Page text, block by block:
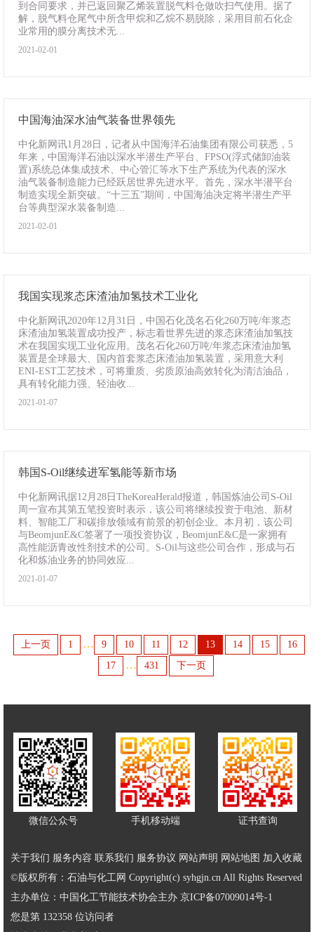
到合同要求，并已返回聚乙烯装置脱气料仓做吹扫气使用。据了
解，脱气料仓尾气中所含甲烷和乙烷不易脱除，采用目前石化企
业常用的膜分离技术无...
2021-02-01
中国海油深水油气装备世界领先
中化新网讯1月28日，记者从中国海洋石油集团有限公司获悉，5
年来，中国海洋石油以深水半潜生产平台、FPSO(浮式储卸油装
置)系统总体集成技术、中心管汇等水下生产系统为代表的深水
油气装备制造能力已经跃居世界先进水平。首先，深水半潜平台
制造实现全新突破。“十三五”期间，中国海油决定将半潜生产平
台等典型深水装备制造...
2021-02-01
我国实现浆态床渣油加氢技术工业化
中化新网讯2020年12月31日，中国石化茂名石化260万吨/年浆态
床渣油加氢装置成功投产，标志着世界先进的浆态床渣油加氢技
术在我国实现工业化应用。茂名石化260万吨/年浆态床渣油加氢
装置是全球最大、国内首套浆态床渣油加氢装置，采用意大利
ENI-EST工艺技术，可将重质、劣质原油高效转化为清洁油品，
具有转化能力强、轻油收...
2021-01-07
韩国S-Oil继续进军氢能等新市场
中化新网讯据12月28日TheKoreaHerald报道，韩国炼油公司S-Oil
周一宣布其第五笔投资时表示，该公司将继续投资于电池、新材
料、智能工厂和碳排放领域有前景的初创企业。本月初，该公司
与BeomjunE&C签署了一项投资协议，BeomjunE&C是一家拥有
高性能沥青改性剂技术的公司。S-Oil与这些公司合作，形成与石
化和炼油业务的协同效应...
2021-01-07
上一页 1 … 9 10 11 12 13 14 15
16
17
… 431 下一页
微信公众号 手机移动端 证书查询
关于我们 服务内容 联系我们 服务协议 网站声明 网站地图 加入收藏
©版权所有：石油与化工网 Copyright(c) syhgjn.cn All Rights Reserved
主办单位：中国化工节能技术协会主办 京ICP备07009014号-1
您是第 132358 位访问者